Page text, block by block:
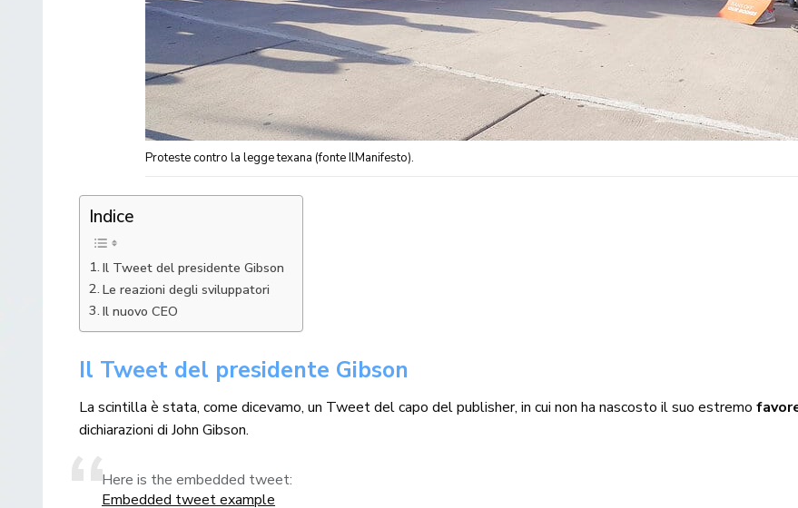
Proteste contro la legge texana (fonte IlManifesto).
Indice
Il Tweet del presidente Gibson
Le reazioni degli sviluppatori
Il nuovo CEO
Il Tweet del presidente Gibson
La scintilla è stata, come dicevamo, un Tweet del capo del publisher, in cui non ha nascosto il suo estremo
dichiarazioni di John Gibson.
Here is the embedded tweet:
Embedded tweet example